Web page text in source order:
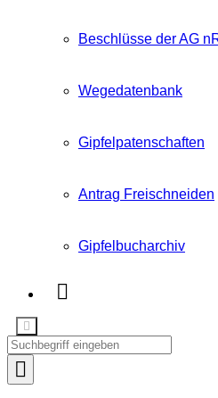
Beschlüsse der AG
Wegedatenbank
Gipfelpatenschaften
Antrag Freischneiden
Gipfelbucharchiv